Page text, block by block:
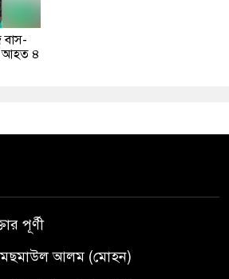
বাস-
আহত ৪
পূর্ণী
মেছমাউল আলম (মোহন)